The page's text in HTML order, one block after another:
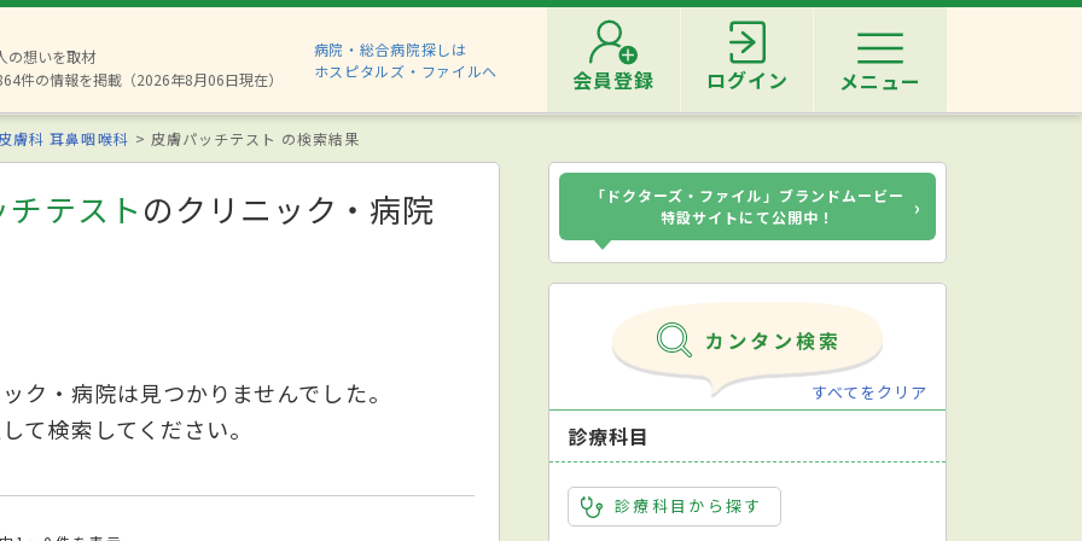
の想いを取材
件の情報を掲載（2026年8月06日現在）
病院・総合病院探しは
ホスピタルズ・ファイルへ
会員登録 ログイン メニュー
膚科 耳鼻咽喉科 皮膚パッチテスト の検索結果
テストのクリニック・病院
ク・病院は見つかりませんでした。
て検索してください。
「ドクターズ・ファイル」ブランドムービー
特設サイトにて公開中！
›
すべてをクリア
診療科目
診療科目から探す